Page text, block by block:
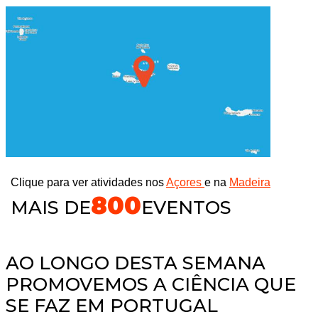
Clique para ver atividades nosAçores e na Madeira
MAIS DE800EVENTOS
AO LONGO DESTA SEMANA
PROMOVEMOS A CIÊNCIA QUE
SE FAZ EM PORTUGAL